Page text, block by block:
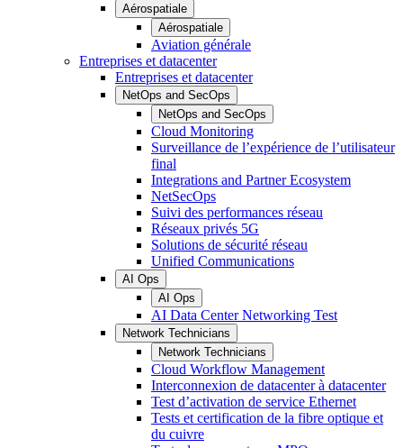
Aérospatiale
Aérospatiale
Aviation générale
Entreprises et datacenter
Entreprises et datacenter
NetOps and SecOps
NetOps and SecOps
Cloud Monitoring
Surveillance de l’expérience de l’utilisateur
final
Integrations and Partner Ecosystem
NetSecOps
Suivi des performances réseau
Réseaux privés 5G
Solutions de sécurité réseau
Unified Communications
AI Ops
AI Ops
AI Data Center Networking Test
Network Technicians
Network Technicians
Cloud Workflow Management
Interconnexion de datacenter à datacenter
Test d’activation de service Ethernet
Tests et certification de la fibre optique et
du cuivre